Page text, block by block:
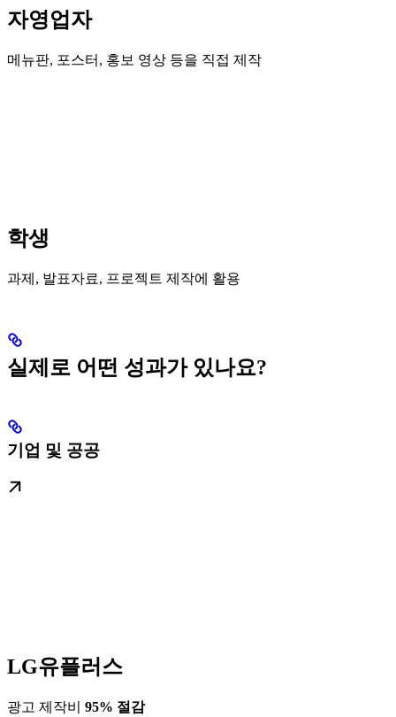
자영업자
메뉴판, 포스터, 홍보 영상 등을 직접 제작
학생
과제, 발표자료, 프로젝트 제작에 활용
실제로 어떤 성과가 있나요?
기업 및 공공
LG유플러스
광고 제작비 95% 절감